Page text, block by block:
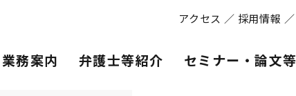
アクセス ／ 採用情報 ／
業務案内 弁護士等紹介 セミナー・論文等